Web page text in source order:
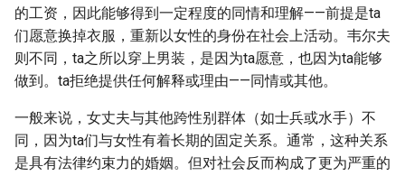
的工资，因此能够得到一定程度的同情和理解——前提是ta
们愿意换掉衣服，重新以女性的身份在社会上活动。韦尔夫
则不同，ta之所以穿上男装，是因为ta愿意，也因为ta能够
做到。ta拒绝提供任何解释或理由——同情或其他。
一般来说，女丈夫与其他跨性别群体（如士兵或水手）不
同，因为ta们与女性有着长期的固定关系。通常，这种关系
是具有法律约束力的婚姻。但对社会反而构成了更为严重的